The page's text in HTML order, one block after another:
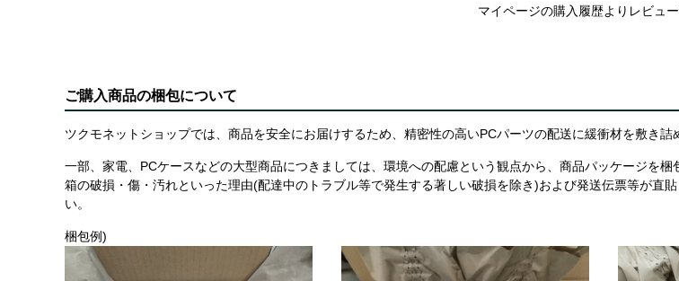
マイページの購入履歴よりレビュ
ご購入商品の梱包について
ツクモネットショップでは、商品を安全にお届けするため、精密性の高いPCパーツの配送に緩衝材を敷き
一部、家電、PCケースなどの大型商品につきましては、環境への配慮という観点から、商品パッケージを
箱の破損・傷・汚れといった理由(配達中のトラブル等で発生する著しい破損を除き)および発送伝票等が直
い。
梱包例)